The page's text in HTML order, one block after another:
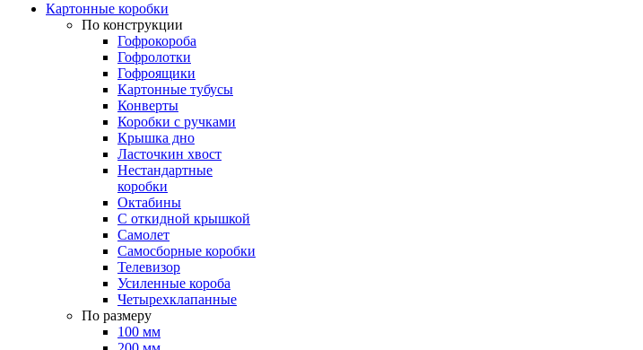
Картонные коробки
По конструкции
Гофрокороба
Гофролотки
Гофроящики
Картонные тубусы
Конверты
Коробки с ручками
Крышка дно
Ласточкин хвост
Нестандартные
коробки
Октабины
С откидной крышкой
Самолет
Самосборные коробки
Телевизор
Усиленные короба
Четырехклапанные
По размеру
100 мм